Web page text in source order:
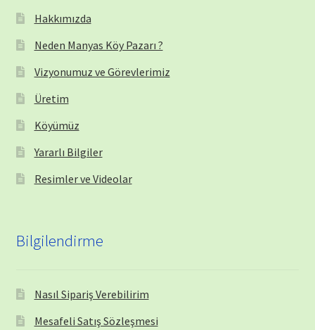
Hakkımızda
Neden Manyas Köy Pazarı ?
Vizyonumuz ve Görevlerimiz
Üretim
Köyümüz
Yararlı Bilgiler
Resimler ve Videolar
Bilgilendirme
Nasıl Sipariş Verebilirim
Mesafeli Satış Sözleşmesi